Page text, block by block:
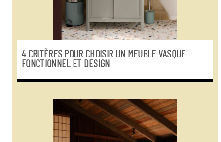
4 CRITÈRES POUR CHOISIR UN MEUBLE VASQUE
FONCTIONNEL ET DESIGN